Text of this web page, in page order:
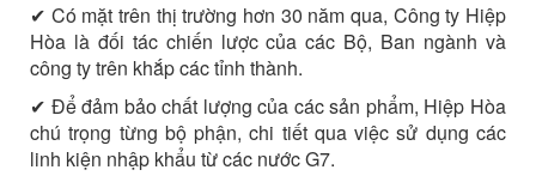
✔ Có mặt trên thị trường hơn 30 năm qua, Công ty Hiệp
Hòa là đối tác chiến lược của các Bộ, Ban ngành và
công ty trên khắp các tỉnh thành.
✔ Để đảm bảo chất lượng của các sản phẩm, Hiệp Hòa
chú trọng từng bộ phận, chi tiết qua việc sử dụng các
linh kiện nhập khẩu từ các nước G7.